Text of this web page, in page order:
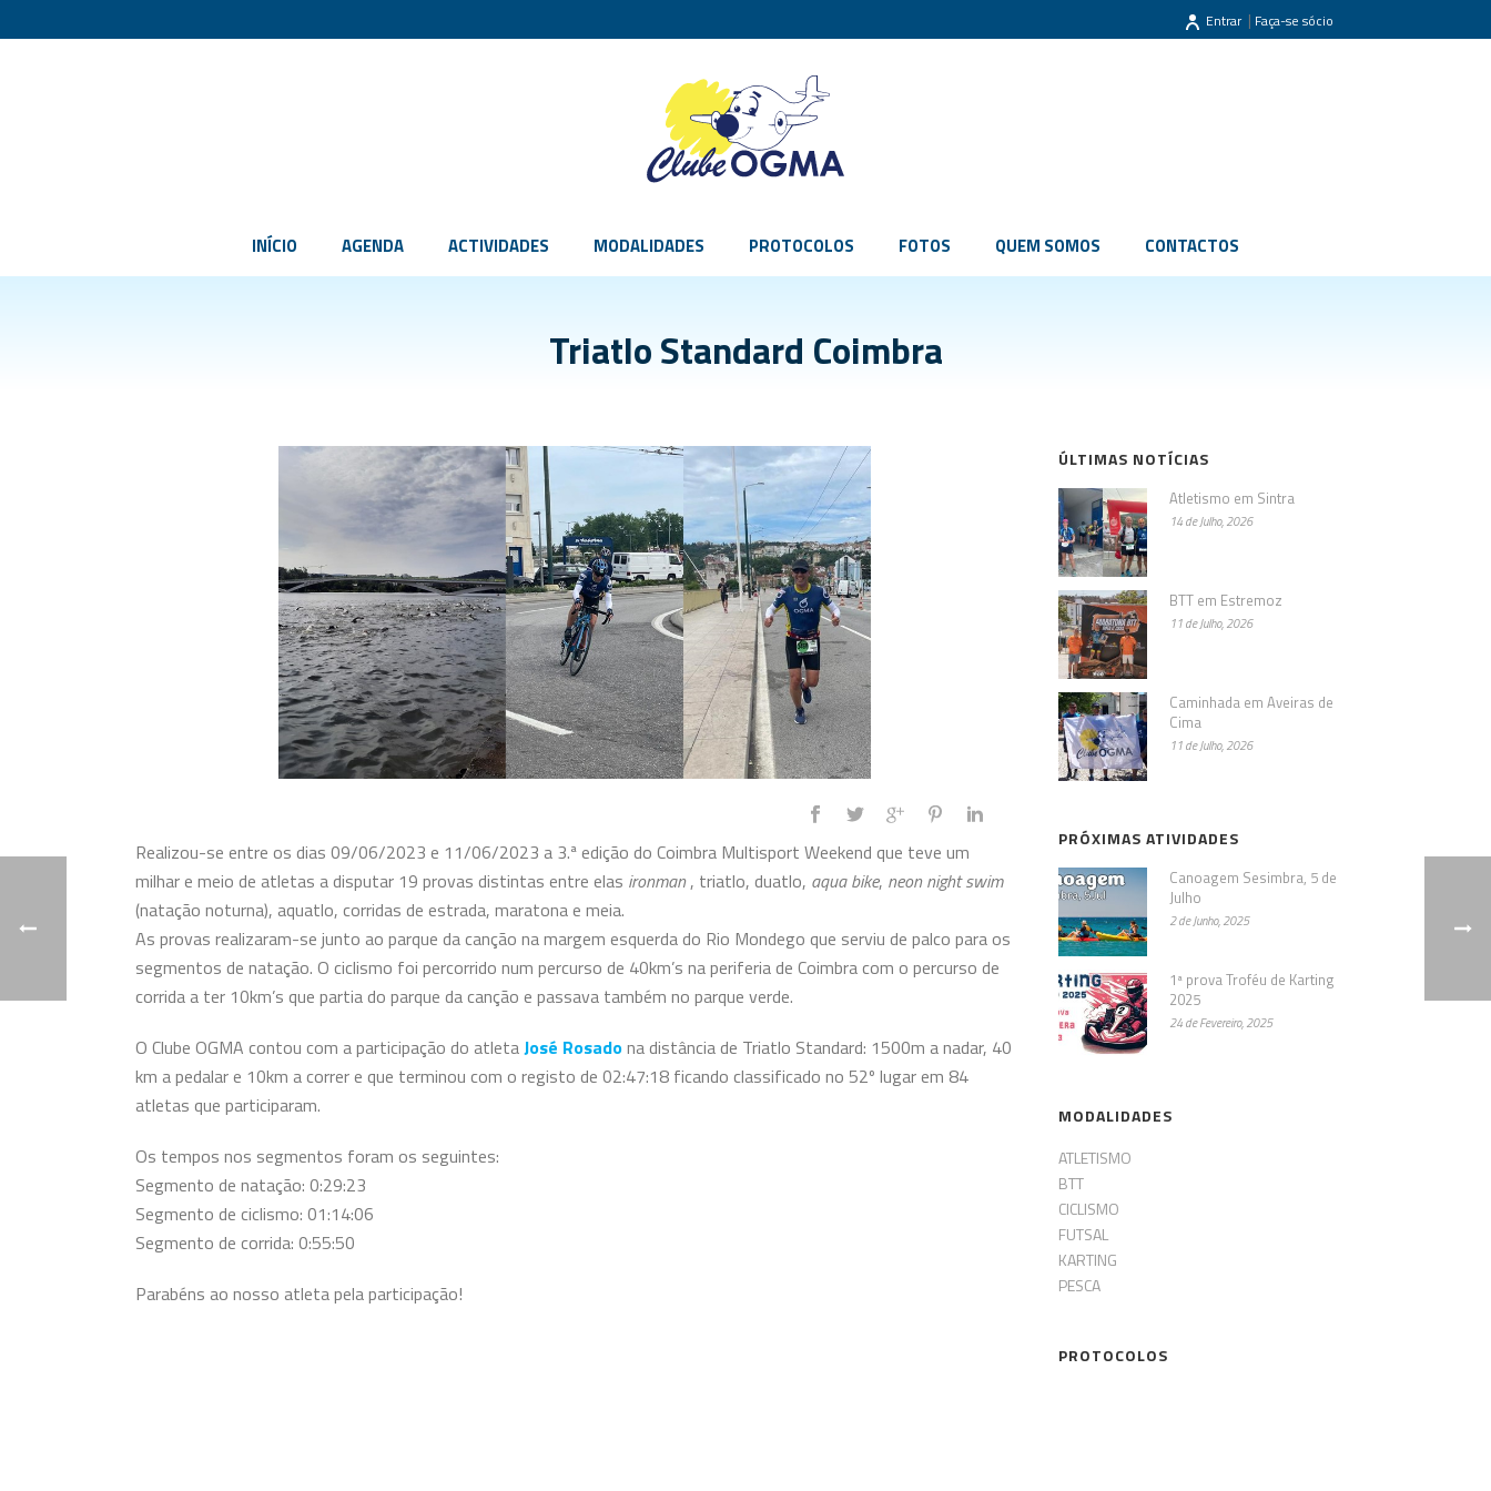
Entrar | Faça-se sócio
INÍCIO AGENDA ACTIVIDADES MODALIDADES PROTOCOLOS FOTOS QUEM SOMOS CONTACTOS
Triatlo Standard Coimbra
Realizou-se entre os dias 09/06/2023 e 11/06/2023 a 3.ª edição do Coimbra Multisport Weekend que teve um
milhar e meio de atletas a disputar 19 provas distintas entre elas ironman, triatlo, duatlo, aqua bike, neon night swim
(natação noturna), aquatlo, corridas de estrada, maratona e meia.
As provas realizaram-se junto ao parque da canção na margem esquerda do Rio Mondego que serviu de palco para os
segmentos de natação. O ciclismo foi percorrido num percurso de 40km’s na periferia de Coimbra com o percurso de
corrida a ter 10km’s que partia do parque da canção e passava também no parque verde.
O Clube OGMA contou com a participação do atletaJosé Rosadona distância de Triatlo Standard: 1500m a nadar, 40
km a pedalar e 10km a correr e que terminou com o registo de 02:47:18 ficando classificado no 52º lugar em 84
atletas que participaram.
Os tempos nos segmentos foram os seguintes:
Segmento de natação: 0:29:23
Segmento de ciclismo: 01:14:06
Segmento de corrida: 0:55:50
Parabéns ao nosso atleta pela participação!
ÚLTIMAS NOTÍCIAS
Atletismo em Sintra
14 de Julho, 2026
BTT em Estremoz
11 de Julho, 2026
Caminhada em Aveiras de
Cima
11 de Julho, 2026
PRÓXIMAS ATIVIDADES
Canoagem Sesimbra, 5 de
Julho
2 de Junho, 2025
1ª prova Troféu de Karting
2025
24 de Fevereiro, 2025
MODALIDADES
ATLETISMO
BTT
CICLISMO
FUTSAL
KARTING
PESCA
PROTOCOLOS